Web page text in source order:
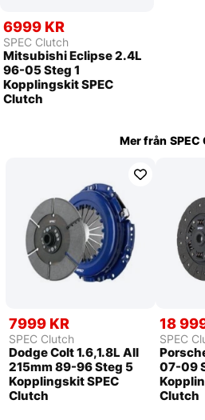
6999 KR
SPEC Clutch
Mitsubishi Eclipse 2.4L
96-05 Steg 1
Kopplingskit SPEC
Clutch
Mer från
7999 KR
SPEC Clutch
Dodge Colt 1.6,1.8L All
215mm 89-96 Steg 5
Kopplingskit SPEC
Clutch
18
SPEC
07-09
Clutch